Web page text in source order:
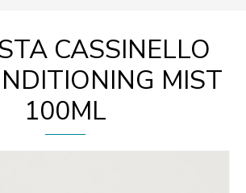
CASSINELLO
MIST
100ML